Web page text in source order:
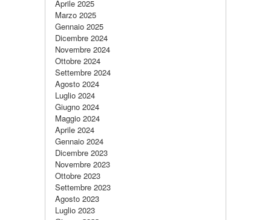
Aprile 2025
Marzo 2025
Gennaio 2025
Dicembre 2024
Novembre 2024
Ottobre 2024
Settembre 2024
Agosto 2024
Luglio 2024
Giugno 2024
Maggio 2024
Aprile 2024
Gennaio 2024
Dicembre 2023
Novembre 2023
Ottobre 2023
Settembre 2023
Agosto 2023
Luglio 2023